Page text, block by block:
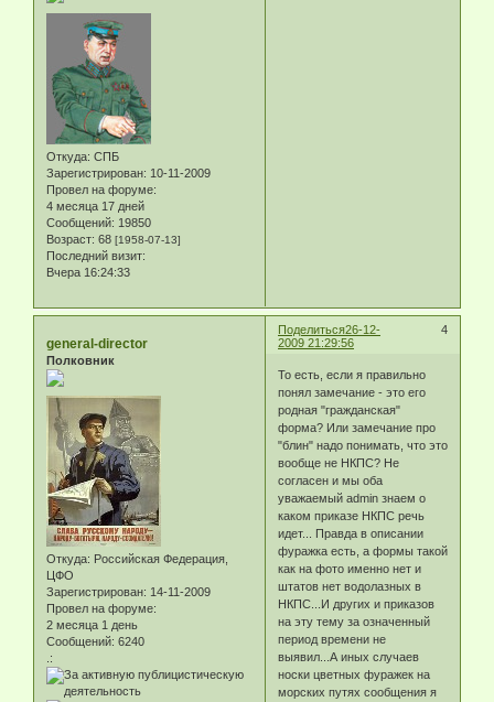
Откуда: СПБ
Зарегистрирован: 10-11-2009
Провел на форуме:
4 месяца 17 дней
Сообщений: 19850
Возраст: 68 [1958-07-13]
Последний визит:
Вчера 16:24:33
Поделиться 4
26-12-
2009 21:29:56
general-director
Полковник
Откуда: Российская Федерация,
ЦФО
Зарегистрирован: 14-11-2009
Провел на форуме:
2 месяца 1 день
Сообщений: 6240
.:
То есть, если я правильно
понял замечание - это его
родная "гражданская"
форма? Или замечание про
"блин" надо понимать, что это
вообще не НКПС? Не
согласен и мы оба
уважаемый admin знаем о
каком приказе НКПС речь
идет... Правда в описании
фуражка есть, а формы такой
как на фото именно нет и
штатов нет водолазных в
НКПС...И других и приказов
на эту тему за означенный
период времени не
выявил...А иных случаев
носки цветных фуражек на
морских путях сообщения я